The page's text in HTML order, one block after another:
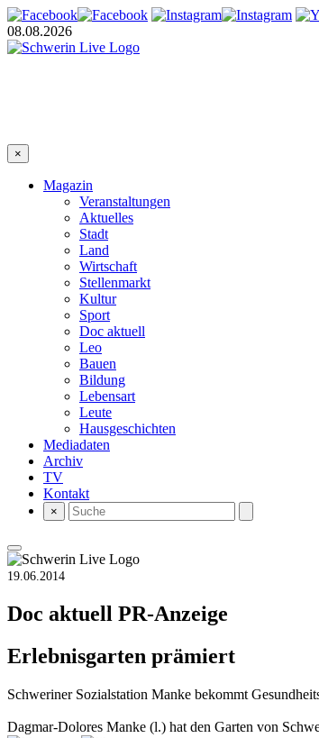
08.08.2026
×
Magazin
Veranstaltungen
Aktuelles
Stadt
Land
Wirtschaft
Stellenmarkt
Kultur
Sport
Doc aktuell
Leo
Bauen
Bildung
Lebensart
Leute
Hausgeschichten
Mediadaten
Archiv
TV
Kontakt
×
19.06.2014
Doc aktuell PR-Anzeige
Erlebnisgarten prämiert
Schweriner Sozialstation Manke bekommt
Dagmar-Dolores Manke (l.) hat den Garten von